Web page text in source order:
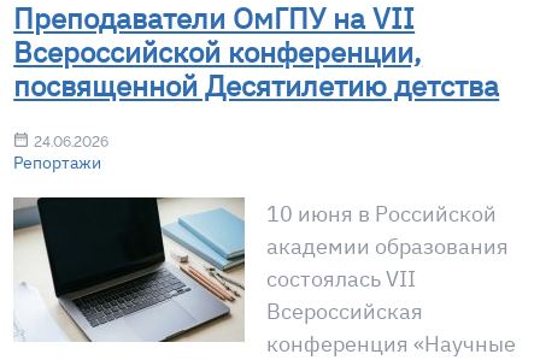
Преподаватели ОмГПУ на VII
Всероссийской конференции,
посвященной Десятилетию детства
24.06.2026
Репортажи
10 июня в Российской
академии образования
состоялась VII
Всероссийская
конференция «Научные